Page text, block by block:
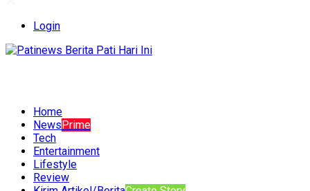
Login
Home
NewsPrime
Tech
Entertainment
Lifestyle
Review